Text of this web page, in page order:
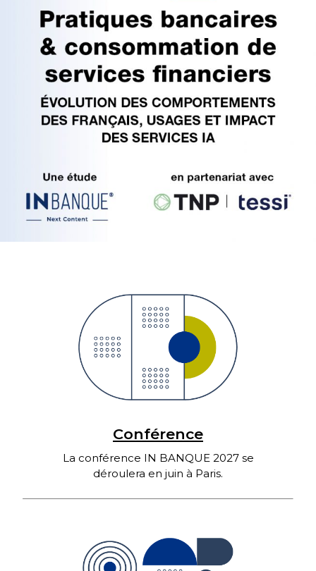
Conférence
La conférence IN BANQUE 2027 se
déroulera en juin à Paris.